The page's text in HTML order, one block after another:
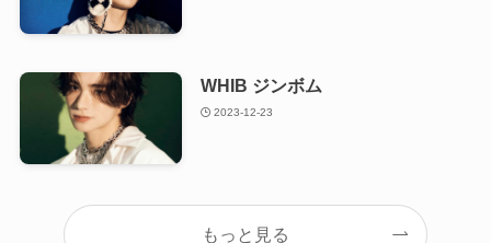
WHIB ジンボム
2023-12-23
もっと見る